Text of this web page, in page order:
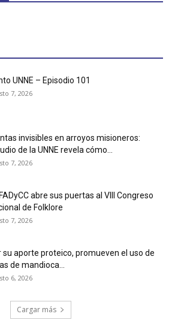
UNNE – Episodio 101
7, 2026
invisibles en arroyos misioneros:
de la UNNE revela cómo...
7, 2026
abre sus puertas al VIII Congreso
de Folklore
7, 2026
su aporte proteico, promueven el uso de
de mandioca...
6, 2026
Cargar más